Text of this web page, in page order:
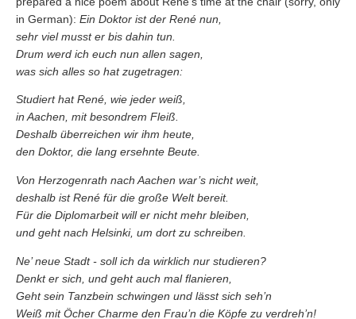
in German): Ein Doktor ist der René nun,
sehr viel musst er bis dahin tun.
Drum werd ich euch nun allen sagen,
was sich alles so hat zugetragen:
Studiert hat René, wie jeder weiß,
in Aachen, mit besondrem Fleiß.
Deshalb überreichen wir ihm heute,
den Doktor, die lang ersehnte Beute.
Von Herzogenrath nach Aachen war’s nicht weit,
deshalb ist René für die große Welt bereit.
Für die Diplomarbeit will er nicht mehr bleiben,
und geht nach Helsinki, um dort zu schreiben.
Ne’ neue Stadt - soll ich da wirklich nur studieren?
Denkt er sich, und geht auch mal flanieren,
Geht sein Tanzbein schwingen und lässt sich seh’n
Weiß mit Öcher Charme den Frau’n die Köpfe zu verdreh’n!